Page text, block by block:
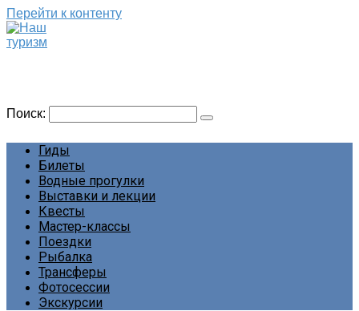
Перейти к контенту
Поиск:
Гиды
Билеты
Водные прогулки
Выставки и лекции
Квесты
Мастер-классы
Поездки
Рыбалка
Трансферы
Фотосессии
Экскурсии